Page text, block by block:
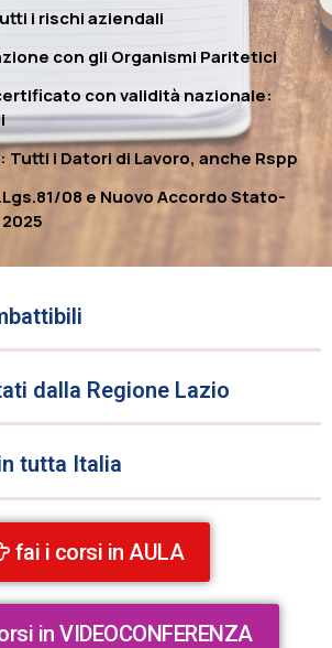
i rischi aziendali
con gli Organismi Paritetici
con validità nazionale:
i Datori di Lavoro, anche Rspp
08 e Nuovo Accordo Stato-
dalla Regione Lazio
tutta Italia
fai i corsi in AULA
in VIDEOCONFERENZA